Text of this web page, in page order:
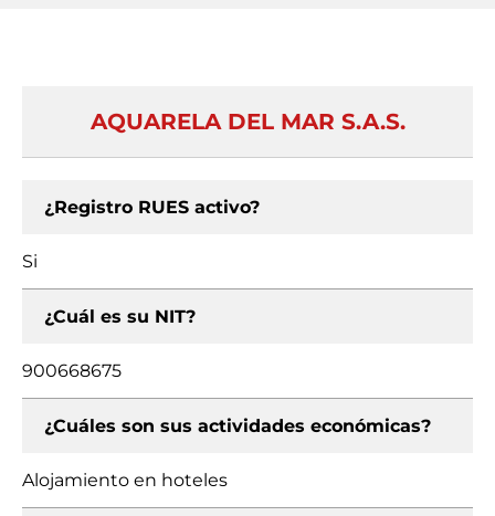
AQUARELA DEL MAR S.A.S.
¿Registro RUES activo?
Si
¿Cuál es su NIT?
900668675
¿Cuáles son sus actividades económicas?
Alojamiento en hoteles